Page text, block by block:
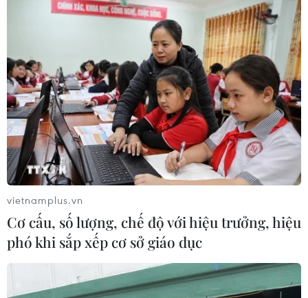
vietnamplus.vn
Cơ cấu, số lượng, chế độ với hiệu trưởng, hiệu
phó khi sắp xếp cơ sở giáo dục